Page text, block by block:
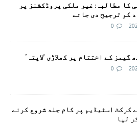
کا مطالبہ: غیر ملکی پروڈکشنز پر
کو ترجیح دی جائے
0
گیمز کے اختتام پر کھلاڑی ‘لاپتہ’
0
کرکٹ اسٹیڈیم پر کام جلد شروع کرنے
لیا